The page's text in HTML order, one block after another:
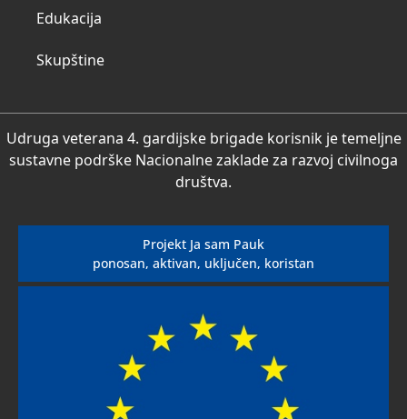
Edukacija
Skupštine
Udruga veterana 4. gardijske brigade korisnik je temeljne
sustavne podrške Nacionalne zaklade za razvoj civilnoga
društva.
Projekt Ja sam Pauk
ponosan, aktivan, uključen, koristan